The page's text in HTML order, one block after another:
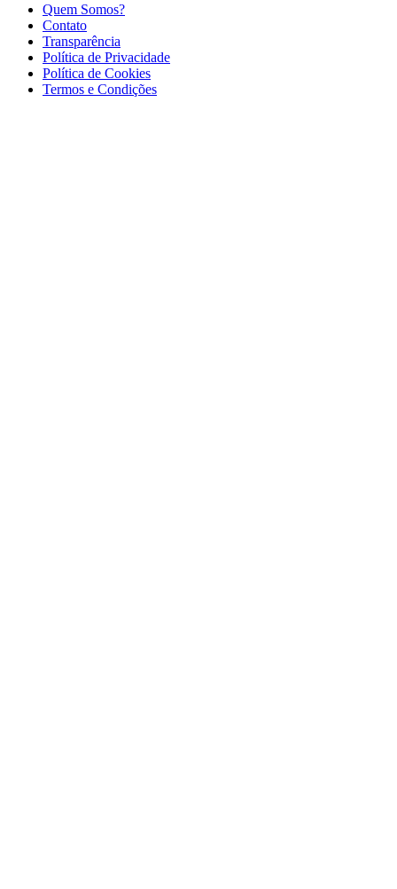
Quem Somos?
Contato
Transparência
Política de Privacidade
Política de Cookies
Termos e Condições